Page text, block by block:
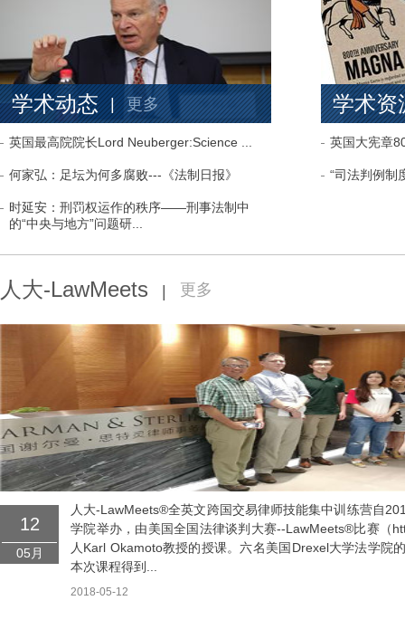
学术动态 | 更多
英国最高院院长Lord Neuberger:Science ...
何家弘：足坛为何多腐败---《法制日报》
时延安：刑罚权运作的秩序——刑事法制中
的“中央与地方”问题研...
学术资
英国大宪章
“司法判例制
人大-LawMeets | 更多
12
05月
人大-LawMeets®全英文跨国交易律师技能集中训练营自
学院举办，由美国全国法律谈判大赛--LawMeets®比赛（
人Karl Okamoto教授的授课。六名美国Drexel大学法学院
本次课程得到...
2018-05-12